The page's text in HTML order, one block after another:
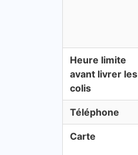
Heure limite
avant livrer les
colis
Téléphone
Carte